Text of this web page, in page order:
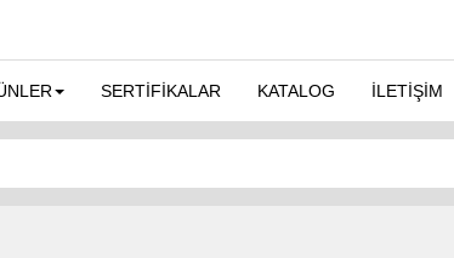
SERTİFİKALAR KATALOG İLETİŞİM